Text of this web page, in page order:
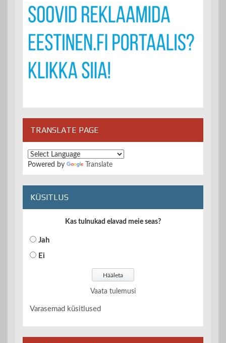
TRANSLATE PAGE
Powered by Translate
KÜSITLUS
Kas tulnukad elavad meie seas?
Jah
Ei
Vaata tulemusi
Varasemad küsitlused